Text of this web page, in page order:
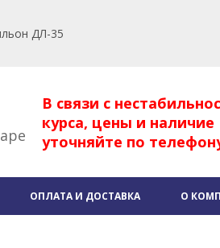
ДЛ-35
В связи с
курса, цены и наличие
уточняйте по
ОПЛАТА И ДОСТАВКА О